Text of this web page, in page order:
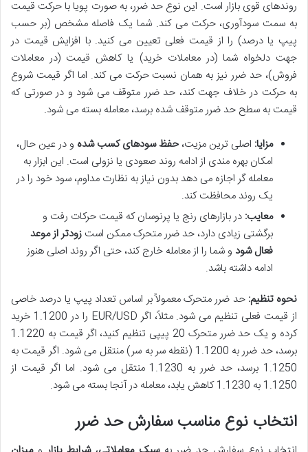
روندهای قوی بازار است. این نوع حد ضرر، به صورت پویا با حرکت قیمت
به سمت سودآوری، حرکت می کند. شما یک فاصله مشخص (بر حسب
پیپ یا درصد) را از قیمت فعلی تعیین می کنید. با افزایش قیمت در
جهت دلخواه شما (در معاملات خرید) یا کاهش قیمت (در معاملات
فروش)، حد ضرر نیز به همان نسبت حرکت می کند. اما اگر قیمت شروع
به حرکت در خلاف جهت کند، حد ضرر متوقف می شود و در صورتی که
قیمت به سطح حد ضرر متوقف شده برسد، معامله بسته می شود.
مزایا: اصلی ترین مزیت،حفظ سودهای کسب شده و در عین حال،
امکان بهره مندی از ادامه روند صعودی یا نزولی است. این ابزار به
معامله گر اجازه می دهد بدون نیاز به نظارت مداوم، سود خود را در
یک روند محافظت کند.
معایب: در بازارهای رنج یا پرنوسان که قیمت حرکات رفت و
برگشتی زیادی دارد، حد ضرر متحرک ممکن است زودتر از موعد
فعال شود و شما را از معامله خارج کند، حتی اگر روند اصلی هنوز
ادامه داشته باشد.
نحوه تنظیم: حد ضرر متحرک معمولاً بر اساس تعداد پیپ یا درصد خاصی
از قیمت فعلی تنظیم می شود. مثلاً، اگر EUR/USD را در 1.1200 خرید
کرده و یک حد ضرر متحرک 20 پیپی تنظیم کنید، اگر قیمت به 1.1220
برسد، حد ضرر به 1.1200 (نقطه سر به سر) منتقل می شود. اگر قیمت به
1.1250 برسد، حد ضرر به 1.1230 منتقل می شود. اما اگر قیمت از
1.1250 به 1.1230 کاهش یابد، معامله در آنجا بسته می شود.
انتخاب نوع مناسب سفارش حد ضرر